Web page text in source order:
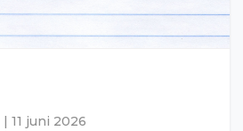
11 juni 2026